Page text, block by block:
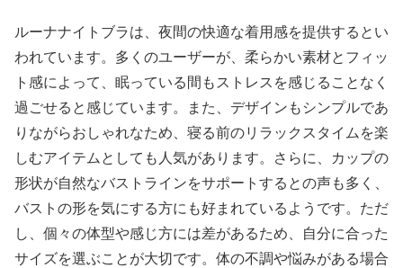
ルーナナイトブラは、夜間の快適な着用感を提供するとい
われています。多くのユーザーが、柔らかい素材とフィッ
ト感によって、眠っている間もストレスを感じることなく
過ごせると感じています。また、デザインもシンプルであ
りながらおしゃれなため、寝る前のリラックスタイムを楽
しむアイテムとしても人気があります。さらに、カップの
形状が自然なバストラインをサポートするとの声も多く、
バストの形を気にする方にも好まれているようです。ただ
し、個々の体型や感じ方には差があるため、自分に合った
サイズを選ぶことが大切です。体の不調や悩みがある場合